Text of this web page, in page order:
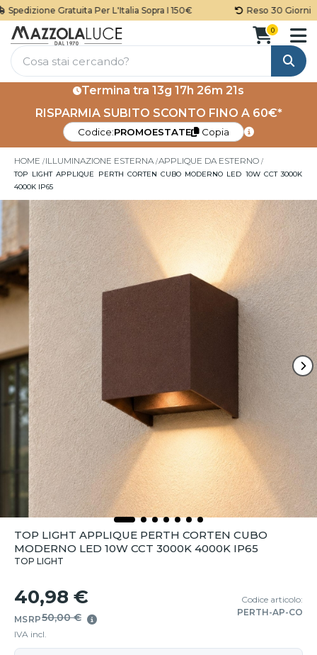
Gratuita Per L'Italia Sopra I 150€ Reso 30 Giorni
Cerca
0
Termina tra 13g 17h 26m 21s
RISPARMIA SUBITO SCONTO FINO A 60€*
Codice:PROMOESTATE Copia
HOME ILLUMINAZIONE ESTERNA APPLIQUE DA ESTERNO
TOP LIGHT APPLIQUE PERTH CORTEN CUBO MODERNO LED 10W CCT 3000K
4000K IP65
TOP LIGHT APPLIQUE PERTH CORTEN CUBO
MODERNO LED 10W CCT 3000K 4000K IP65
TOP LIGHT
40,98 €
MSRP50,00 €
IVA incl.
Codice articolo:
PERTH-AP-CO